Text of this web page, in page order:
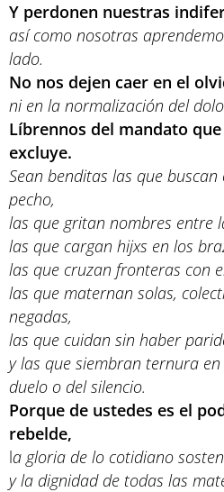
Y perdonen nuestras
así como nosotras
lado.
No nos dejen caer en el
ni en la normalización del
Líbrennos del mandato
excluye.
Sean benditas las que
pecho,
las que gritan nombres entre
las que cargan hijxs en los
las que cruzan fronteras con
las que maternan solas,
negadas,
las que cuidan sin haber
y las que siembran ternura
duelo o del silencio.
Porque de ustedes es el
rebelde,
la gloria de lo cotidiano
y la dignidad de todas las